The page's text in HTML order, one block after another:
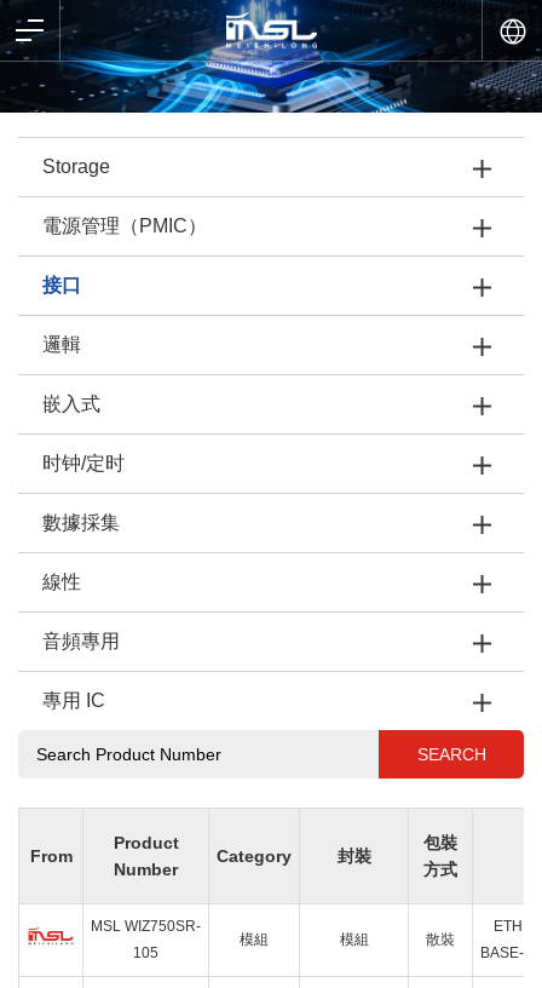
Storage
電源管理（PMIC）
接口
邏輯
嵌入式
时钟/定时
數據採集
線性
音頻專用
專用 IC
SEARCH
From
Product
Number
Category 封裝
包裝
方式
MSL WIZ750SR-
105
模組 模組 散裝
BASE-T/